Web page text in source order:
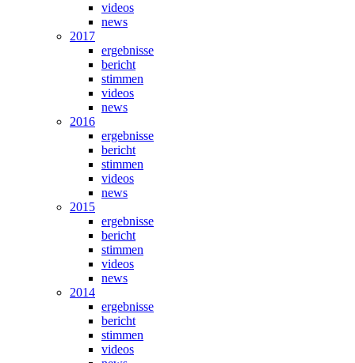
videos
news
2017
ergebnisse
bericht
stimmen
videos
news
2016
ergebnisse
bericht
stimmen
videos
news
2015
ergebnisse
bericht
stimmen
videos
news
2014
ergebnisse
bericht
stimmen
videos